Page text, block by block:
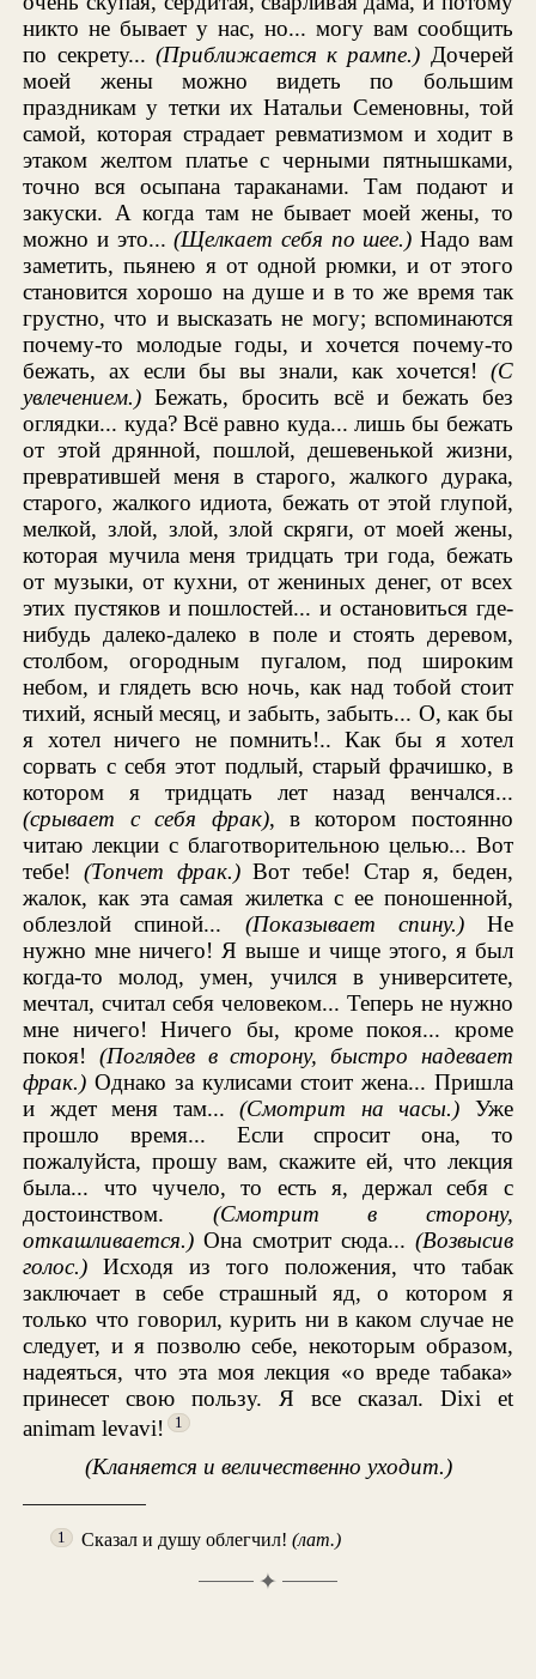
никто не бывает у нас, но... могу вам сообщить
по секрету... (Приближается к рампе.) Дочерей
моей жены можно видеть по большим
праздникам у тетки их Натальи Семеновны, той
самой, которая страдает ревматизмом и ходит в
этаком желтом платье с черными пятнышками,
точно вся осыпана тараканами. Там подают и
закуски. А когда там не бывает моей жены, то
можно и это...(Щелкает себя по шее.) Надо вам
заметить, пьянею я от одной рюмки, и от этого
становится хорошо на душе и в то же время так
грустно, что и высказать не могу; вспоминаются
почему-то молодые годы, и хочется почему-то
бежать, ах если бы вы знали, как хочется! (С
увлечением.) Бежать, бросить всё и бежать без
оглядки... куда? Всё равно куда... лишь бы бежать
от этой дрянной, пошлой, дешевенькой жизни,
превратившей меня в старого, жалкого дурака,
старого, жалкого идиота, бежать от этой глупой,
мелкой, злой, злой, злой скряги, от моей жены,
которая мучила меня тридцать три года, бежать
от музыки, от кухни, от жениных денег, от всех
этих пустяков и пошлостей... и остановиться где-
нибудь далеко-далеко в поле и стоять деревом,
столбом, огородным пугалом, под широким
небом, и глядеть всю ночь, как над тобой стоит
тихий, ясный месяц, и забыть, забыть... О, как бы
я хотел ничего не помнить!.. Как бы я хотел
сорвать с себя этот подлый, старый фрачишко, в
котором я тридцать лет назад венчался...
(срывает с себя фрак), в котором постоянно
читаю лекции с благотворительною целью... Вот
тебе! (Топчет фрак.)Вот тебе! Стар я, беден,
жалок, как эта самая жилетка с ее поношенной,
облезлой спиной... (Показывает спину.)Не
нужно мне ничего! Я выше и чище этого, я был
когда-то молод, умен, учился в университете,
мечтал, считал себя человеком... Теперь не нужно
мне ничего! Ничего бы, кроме покоя... кроме
покоя! (Поглядев в сторону, быстро надевает
фрак.) Однако за кулисами стоит жена... Пришла
и ждет меня там...(Смотрит на часы.) Уже
прошло время... Если спросит она, то
пожалуйста, прошу вам, скажите ей, что лекция
была... что чучело, то есть я, держал себя с
достоинством. (Смотрит в сторону,
откашливается.) Она смотрит сюда... (Возвысив
голос.) Исходя из того положения, что табак
заключает в себе страшный яд, о котором я
только что говорил, курить ни в каком случае не
следует, и я позволю себе, некоторым образом,
надеяться, что эта моя лекция «о вреде табака»
принесет свою пользу. Я все сказал. Dixi et
animam levavi!
1
(Кланяется и величественно уходит.)
1 Сказал и душу облегчил!(лат.)
✦